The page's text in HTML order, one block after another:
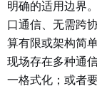
明确的适用边界
口通信、无需跨
算有限或架构简
现场存在多种通
一格式化；或者